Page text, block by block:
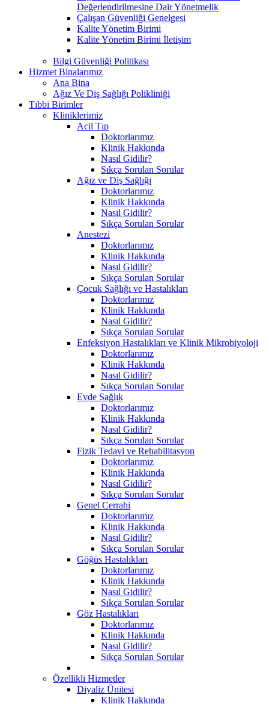
Değerlendirilmesine Dair Yönetmelik
Çalışan Güvenliği Genelgesi
Kalite Yönetim Birimi
Kalite Yönetim Birimi İletişim
Bilgi Güvenliği Politikası
Hizmet Binalarımız
Ana Bina
Ağız Ve Diş Sağlığı Polikliniği
Tıbbi Birimler
Kliniklerimiz
Acil Tıp
Doktorlarımız
Klinik Hakkında
Nasıl Gidilir?
Sıkça Sorulan Sorular
Ağız ve Diş Sağlığı
Doktorlarımız
Klinik Hakkında
Nasıl Gidilir?
Sıkça Sorulan Sorular
Anestezi
Doktorlarımız
Klinik Hakkında
Nasıl Gidilir?
Sıkça Sorulan Sorular
Çocuk Sağlığı ve Hastalıkları
Doktorlarımız
Klinik Hakkında
Nasıl Gidilir?
Sıkça Sorulan Sorular
Enfeksiyon Hastalıkları ve Klinik Mikrobiyoloji
Doktorlarımız
Klinik Hakkında
Nasıl Gidilir?
Sıkça Sorulan Sorular
Evde Sağlık
Doktorlarımız
Klinik Hakkında
Nasıl Gidilir?
Sıkça Sorulan Sorular
Fizik Tedavi ve Rehabilitasyon
Doktorlarımız
Klinik Hakkında
Nasıl Gidilir?
Sıkça Sorulan Sorular
Genel Cerrahi
Doktorlarımız
Klinik Hakkında
Nasıl Gidilir?
Sıkça Sorulan Sorular
Göğüs Hastalıkları
Doktorlarımız
Klinik Hakkında
Nasıl Gidilir?
Sıkça Sorulan Sorular
Göz Hastalıkları
Doktorlarımız
Klinik Hakkında
Nasıl Gidilir?
Sıkça Sorulan Sorular
Özellikli Hizmetler
Diyaliz Ünitesi
Klinik Hakkında